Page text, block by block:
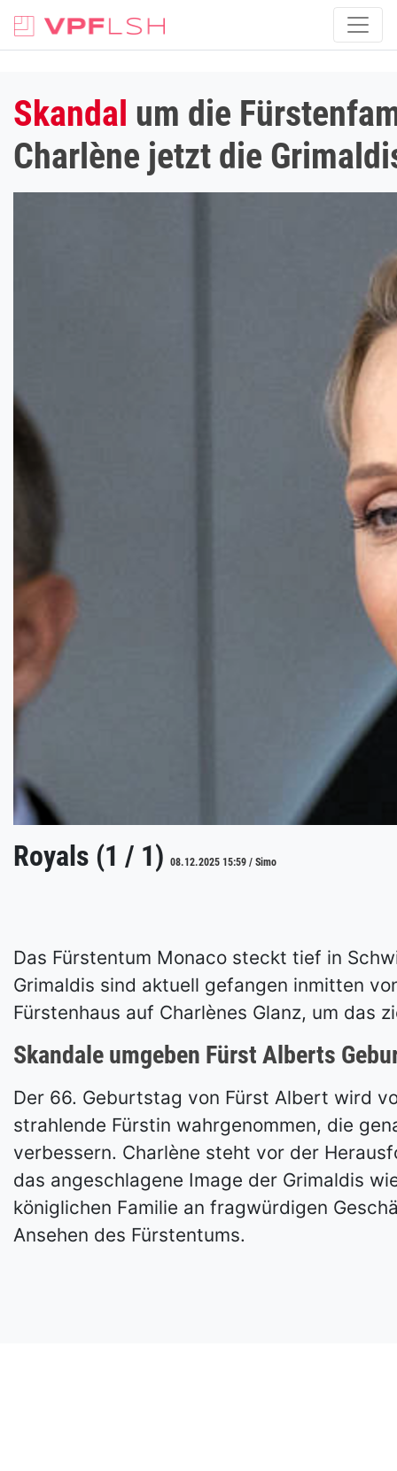
Skandal um die
Charlène jetzt die
Royals (1 / 1) 08.12.2025 15:59 / Simo
Das Fürstentum Monaco steckt tief in
Grimaldis sind aktuell gefangen inmitten
Fürstenhaus auf Charlènes Glanz, um das
Skandale umgeben Fürst Alberts
Der 66. Geburtstag von Fürst Albert wird
strahlende Fürstin wahrgenommen, die
verbessern. Charlène steht vor der
das angeschlagene Image der Grimaldis
königlichen Familie an fragwürdigen
Ansehen des Fürstentums.